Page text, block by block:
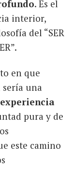
. Es el
interior,
del “SER
en que
sería una
pura y de
este camino